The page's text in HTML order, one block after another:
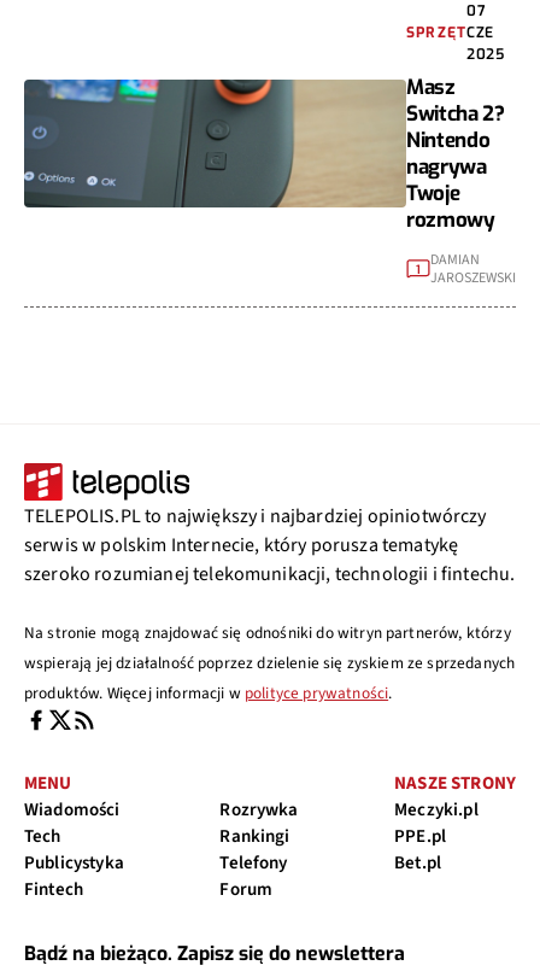
SPRZĘT
07
CZE
2025
Masz
Switcha 2?
Nintendo
nagrywa
Twoje
rozmowy
1
DAMIAN
JAROSZEWSKI
TELEPOLIS.PL to największy i najbardziej opiniotwórczy
serwis w polskim Internecie, który porusza tematykę
szeroko rozumianej telekomunikacji, technologii i fintechu.
Na stronie mogą znajdować się odnośniki do witryn partnerów, którzy
wspierają jej działalność poprzez dzielenie się zyskiem ze sprzedanych
produktów. Więcej informacji w polityce prywatności.
MENU
Wiadomości
Tech
Publicystyka
Fintech
Rozrywka
Rankingi
Telefony
Forum
NASZE STRONY
Meczyki.pl
PPE.pl
Bet.pl
Bądź na bieżąco. Zapisz się do newslettera